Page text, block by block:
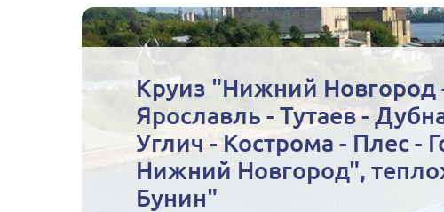
Круиз "Нижний Новгород
Ярославль - Тутаев -
Углич - Кострома - Плес -
Нижний Новгород",
Бунин"